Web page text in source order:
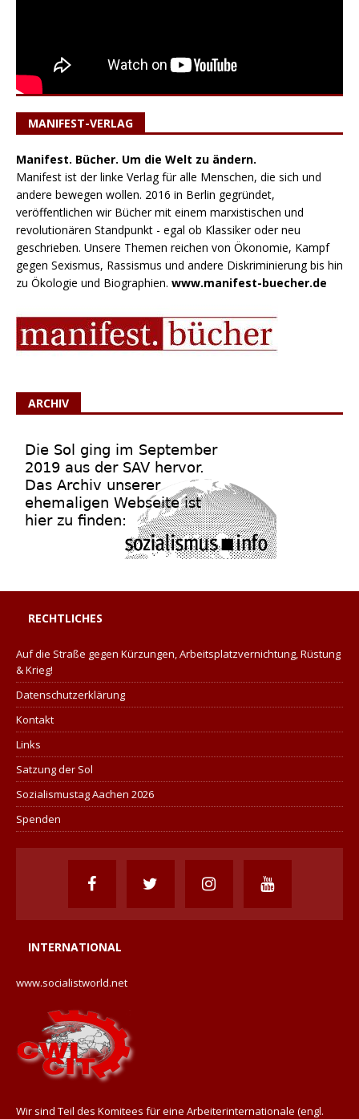
MANIFEST-VERLAG
Manifest. Bücher. Um die Welt zu ändern.
Manifest ist der linke Verlag für alle Menschen, die sich und
andere bewegen wollen. 2016 in Berlin gegründet,
veröffentlichen wir Bücher mit einem marxistischen und
revolutionären Standpunkt - egal ob Klassiker oder neu
geschrieben. Unsere Themen reichen von Ökonomie, Kampf
gegen Sexismus, Rassismus und andere Diskriminierung bis hin
zu Ökologie und Biographien. www.manifest-buecher.de
ARCHIV
RECHTLICHES
Auf die Straße gegen Kürzungen, Arbeitsplatzvernichtung, Rüstung
& Krieg!
Datenschutzerklärung
Kontakt
Links
Satzung der Sol
Sozialismustag Aachen 2026
Spenden
INTERNATIONAL
www.socialistworld.net
Wir sind Teil des Komitees für eine Arbeiterinternationale (engl.